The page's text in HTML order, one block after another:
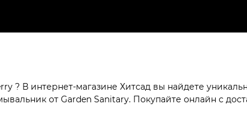
В интернет-магазине Хитсад вы найдете
от Garden Sanitary. Покупайте онлайн с